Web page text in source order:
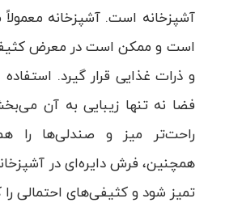
آشپزخانه است. آشپزخانه
است و ممکن است در معرض
و ذرات غذایی قرار گیرد.
فضا نه تنها زیبایی به آن
راحت‌تر میز و صندلی‌ها را
همچنین، فرش دایره‌ای در
تمیز شود و کثیفی‌های احتمالی